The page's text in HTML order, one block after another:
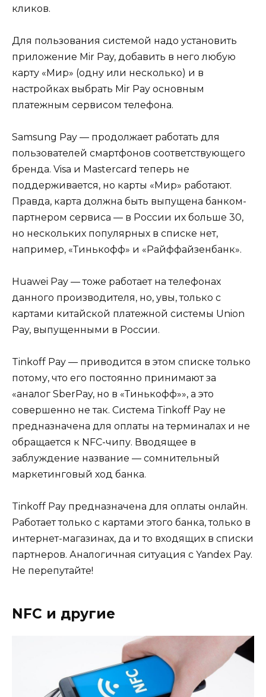
кликов.
Для пользования системой надо установить
приложение Mir Pay, добавить в него любую
карту «Мир» (одну или несколько) и в
настройках выбрать Mir Pay основным
платежным сервисом телефона.
Samsung Pay — продолжает работать для
пользователей смартфонов соответствующего
бренда. Visa и Mastercard теперь не
поддерживается, но карты «Мир» работают.
Правда, карта должна быть выпущена банком-
партнером сервиса — в России их больше 30,
но нескольких популярных в списке нет,
например, «Тинькофф» и «Райффайзенбанк».
Huawei Pay — тоже работает на телефонах
данного производителя, но, увы, только с
картами китайской платежной системы Union
Pay, выпущенными в России.
Tinkoff Pay — приводится в этом списке только
потому, что его постоянно принимают за
«аналог SberPay, но в «Тинькофф»», а это
совершенно не так. Система Tinkoff Pay не
предназначена для оплаты на терминалах и не
обращается к NFC-чипу. Вводящее в
заблуждение название — сомнительный
маркетинговый ход банка.
Tinkoff Pay предназначена для оплаты онлайн.
Работает только с картами этого банка, только в
интернет-магазинах, да и то входящих в списки
партнеров. Аналогичная ситуация с Yandex Pay.
Не перепутайте!
NFС и другие